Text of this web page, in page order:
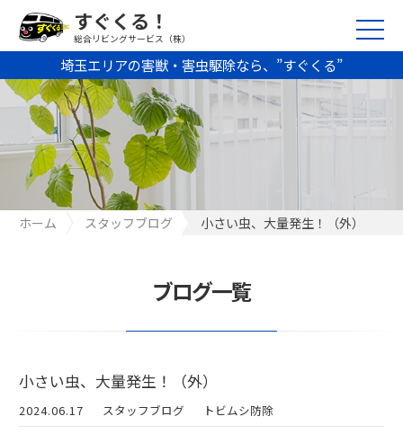
埼玉エリアの害獣・害虫駆除なら、”すぐくる”
すぐくる！
総合リビングサービス（株）
ホーム スタッフブログ 小さい虫、大量発生！（外）
ブログ一覧
小さい虫、大量発生！（外）
2024.06.17 スタッフブログ トビムシ防除